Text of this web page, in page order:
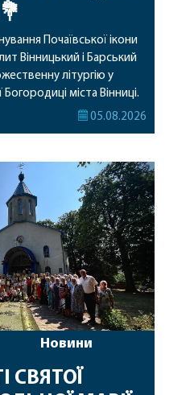
Почаївської ікони
Вінницький і Барський
літургію у
міста Вінниці.
співслужили
богослужіння підносилися
Україні, за воїнів, які
05.08.2026
Новини
СВЯТОЇ